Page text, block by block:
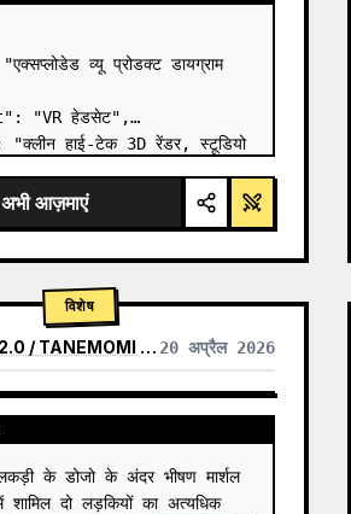
व्यू प्रोडक्ट डायग्राम
"VR हेडसेट",
"क्लीन हाई-टेक 3D रेंडर, स्टूडियो
"
सॉफ्ट पर्पल और ब्लू
अभी आज़माएं
विशेष
/ TANEMOMI VER2.0 20 अप्रैल 2026
के डोजो के अंदर भीषण मार्शल
शामिल दो लड़कियों का अत्यधिक